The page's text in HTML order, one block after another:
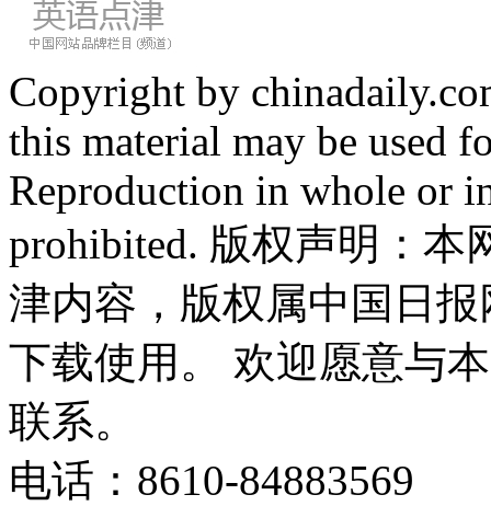
Copyright by
this material may be used
Reproduction in whole or
prohibited. 版权声明：
津内容，版权属中国日
下载使用。 欢迎愿意与
联系。
电话：8610-84883569